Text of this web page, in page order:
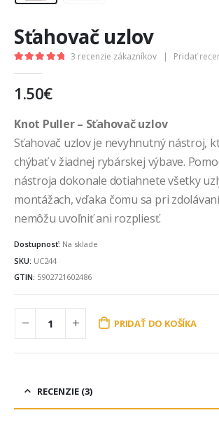
Sťahovač uzlov
3 recenzie zákazníkov | Pridať
1.50€
Knot Puller – Sťahovač uzlov
Sťahovač uzlov je nevyhnutný nástroj,
chýbať v žiadnej rybárskej výbave.
nástroja dokonale dotiahnete všetky
montážach, vďaka čomu sa pri
nemôžu uvoľniť ani rozpliesť.
Dostupnosť: Na sklade
SKU: UC244
GTIN: 5902721602486
PRIDAŤ DO KOŠÍKA
RECENZIE (3)